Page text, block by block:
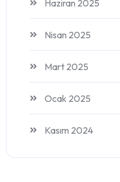
Haziran 2025
Nisan 2025
Mart 2025
Ocak 2025
Kasım 2024